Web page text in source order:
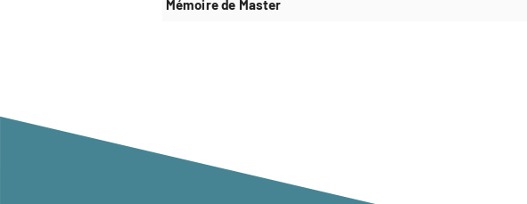
Mémoire de Master